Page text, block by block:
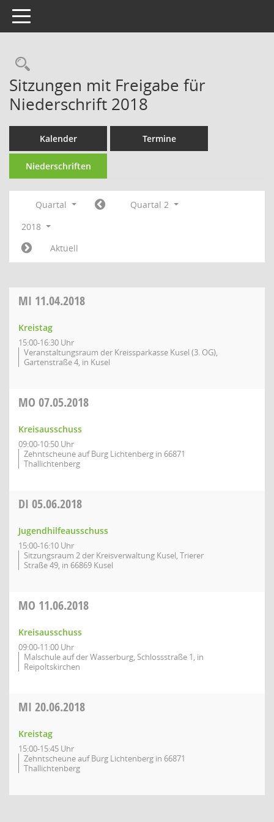
Toggle navigation
Rechercheauswahl
Sitzungen mit Freigabe für
Niederschrift 2018
Kalender Termine
Niederschriften
Quartal
Quartal 2
2018
Aktuell
MI 11.04.2018
Kreistag
15:00-16:30 Uhr
Veranstaltungsraum der Kreissparkasse Kusel (3. OG),
Gartenstraße 4, in Kusel
MO 07.05.2018
Kreisausschuss
09:00-10:50 Uhr
Zehntscheune auf Burg Lichtenberg in 66871
Thallichtenberg
DI 05.06.2018
Jugendhilfeausschuss
15:00-16:10 Uhr
Sitzungsraum 2 der Kreisverwaltung Kusel, Trierer
Straße 49, in 66869 Kusel
MO 11.06.2018
Kreisausschuss
09:00-11:00 Uhr
Malschule auf der Wasserburg, Schlossstraße 1, in
Reipoltskirchen
MI 20.06.2018
Kreistag
15:00-15:45 Uhr
Zehntscheune auf Burg Lichtenberg in 66871
Thallichtenberg